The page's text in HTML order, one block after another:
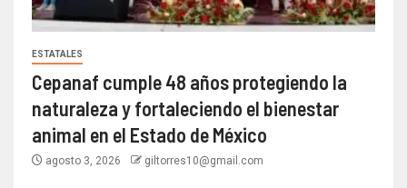
ESTATALES
Cepanaf cumple 48 años protegiendo la
naturaleza y fortaleciendo el bienestar
animal en el Estado de México
agosto 3, 2026 giltorres10@gmail.com